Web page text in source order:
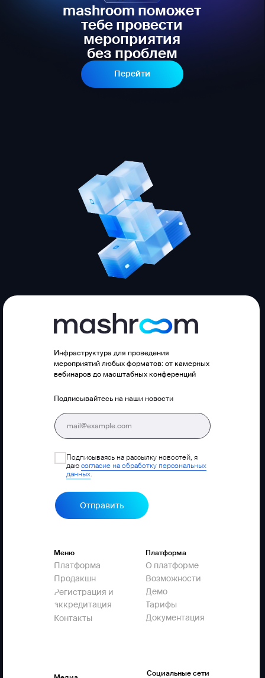
mashroom поможет
тебе провести
мероприятия
без проблем
Перейти
Социальные сети
Платформа
О платформе
Возможности
Демо
Тарифы
Документация
Инфраструктура для проведения
мероприятий любых форматов: от камерных
вебинаров до масштабных конференций
Подписывайтесь на наши новости
Подписываясь на рассылку новостей, я
даюсогласие на обработку персональных
данных.
Отправить
Меню
Платформа
Продакшн
Регистрация и
аккредитация
Контакты